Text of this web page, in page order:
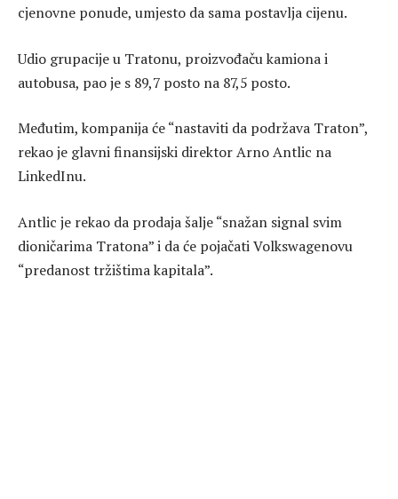
cjenovne ponude, umjesto da sama postavlja cijenu.
Udio grupacije u Tratonu, proizvođaču kamiona i
autobusa, pao je s 89,7 posto na 87,5 posto.
Međutim, kompanija će “nastaviti da podržava Traton”,
rekao je glavni finansijski direktor Arno Antlic na
LinkedInu.
Antlic je rekao da prodaja šalje “snažan signal svim
dioničarima Tratona” i da će pojačati Volkswagenovu
“predanost tržištima kapitala”.